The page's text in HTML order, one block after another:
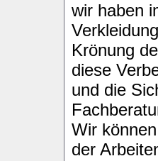
wir haben
Krönung
diese
und die
Wir
der